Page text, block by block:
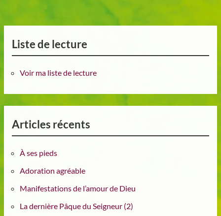
Liste de lecture
Voir ma liste de lecture
Articles récents
À ses pieds
Adoration agréable
Manifestations de l’amour de Dieu
La dernière Pâque du Seigneur (2)